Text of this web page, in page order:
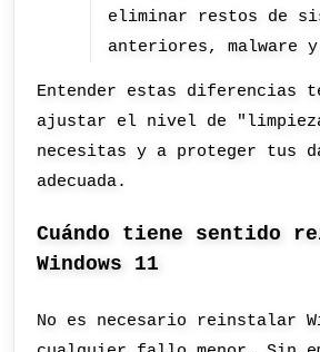
eliminar restos de
anteriores, malware
Entender estas diferencias
ajustar el nivel de
necesitas y a proteger tus
adecuada.
Cuándo tiene sentido
Windows 11
No es necesario reinstalar